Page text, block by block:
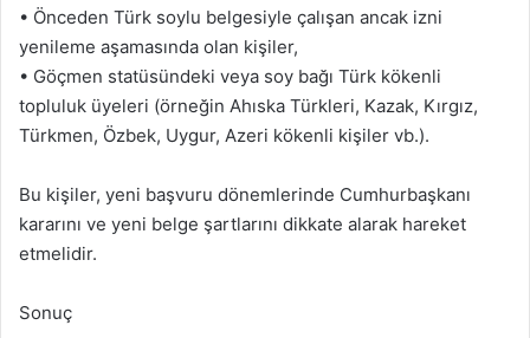
• Önceden Türk soylu belgesiyle çalışan ancak izni
yenileme aşamasında olan kişiler,
• Göçmen statüsündeki veya soy bağı Türk kökenli
topluluk üyeleri (örneğin Ahıska Türkleri, Kazak, Kırgız,
Türkmen, Özbek, Uygur, Azeri kökenli kişiler vb.).
Bu kişiler, yeni başvuru dönemlerinde Cumhurbaşkanı
kararını ve yeni belge şartlarını dikkate alarak hareket
etmelidir.
Sonuç